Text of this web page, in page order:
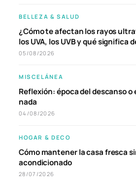
BELLEZA & SALUD
¿Cómo te afectan los rayos
los UVA, los UVB y qué significa
05/08/2026
MISCELÁNEA
Reflexión: época del descanso o
nada
04/08/2026
HOGAR & DECO
Cómo mantener la casa fresca
acondicionado
28/07/2026